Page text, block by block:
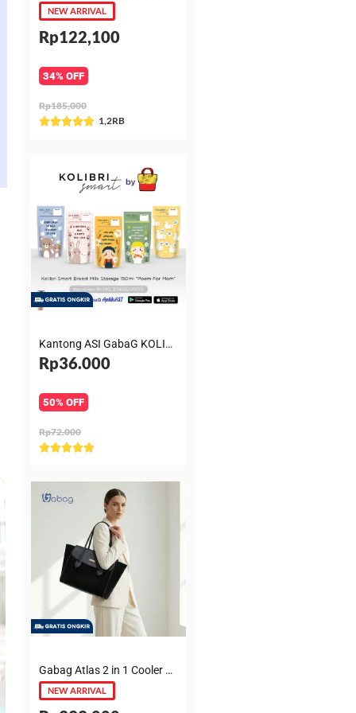
NEW ARRIVAL
Rp122,100
34% OFF
Rp185,000
Rated
of
1,2RB
Kantong ASI GabaG KOLIBRI KASIP 150 ml Poem for Mom
Rp36.000
50% OFF
Rp72.000
Rated
5
Gabag Atlas 2 in 1 Cooler & Diaper Bag Premium Suede – Tas bayi + Thermal pouch 20 Jam, Leakproof, Garansi 6 Bulan
NEW ARRIVAL